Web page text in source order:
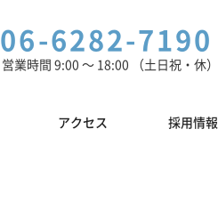
06-6282-7190
営業時間 9:00 〜 18:00 （土日祝・休）
アクセス 採用情報